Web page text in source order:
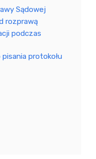
Sądowej
rozprawą
podczas
protokołu